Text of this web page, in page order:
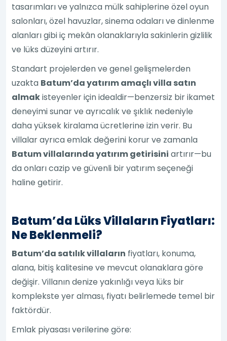
tasarımları ve yalnızca mülk sahiplerine özel oyun
salonları, özel havuzlar, sinema odaları ve dinlenme
alanları gibi iç mekân olanaklarıyla sakinlerin gizlilik
ve lüks düzeyini artırır.
Standart projelerden ve genel gelişmelerden
uzakta Batum’da yatırım amaçlı villa satın
almakisteyenler için idealdir—benzersiz bir ikamet
deneyimi sunar ve ayrıcalık ve şıklık nedeniyle
daha yüksek kiralama ücretlerine izin verir. Bu
villalar ayrıca emlak değerini korur ve zamanla
Batum villalarında yatırım getirisini artırır—bu
da onları cazip ve güvenli bir yatırım seçeneği
haline getirir.
Batum’da Lüks Villaların Fiyatları:
Ne Beklenmeli?
Batum’da satılık villaların fiyatları, konuma,
alana, bitiş kalitesine ve mevcut olanaklara göre
değişir. Villanın denize yakınlığı veya lüks bir
komplekste yer alması, fiyatı belirlemede temel bir
faktördür.
Emlak piyasası verilerine göre: